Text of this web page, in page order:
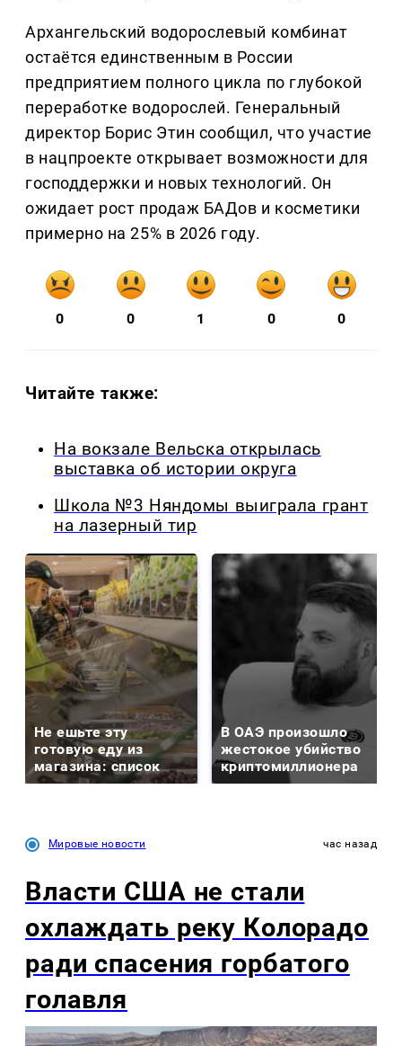
Архангельский водорослевый комбинат
остаётся единственным в России
предприятием полного цикла по глубокой
переработке водорослей. Генеральный
директор Борис Этин сообщил, что участие
в нацпроекте открывает возможности для
господдержки и новых технологий. Он
ожидает рост продаж БАДов и косметики
примерно на 25% в 2026 году.
0 0 1 0 0
Читайте также:
На вокзале Вельска открылась
выставка об истории округа
Школа №3 Няндомы выиграла грант
на лазерный тир
Не ешьте эту
готовую еду из
магазина: список
В ОАЭ произошло
жестокое убийство
криптомиллионера
Мировые новости час назад
Власти США не стали
охлаждать реку Колорадо
ради спасения горбатого
голавля